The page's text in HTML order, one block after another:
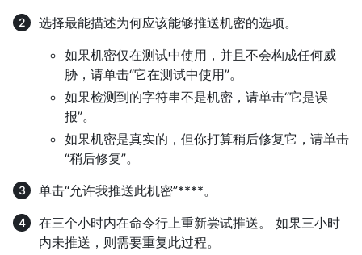
选择最能描述为何应该能够推送机密的选项。
如果机密仅在测试中使用，并且不会构成任何威
胁，请单击“它在测试中使用”。
如果检测到的字符串不是机密，请单击“它是误
报”。
如果机密是真实的，但你打算稍后修复它，请单击
“稍后修复”。
单击“允许我推送此机密”****。
在三个小时内在命令行上重新尝试推送。 如果三小时
内未推送，则需要重复此过程。